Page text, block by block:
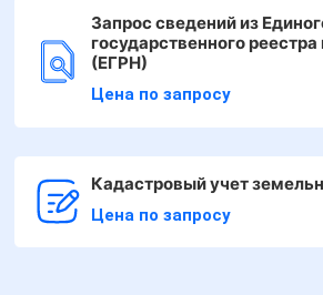
Запрос сведений из
государственного
(ЕГРН)
Цена по запросу
Кадастровый учет
Цена по запросу